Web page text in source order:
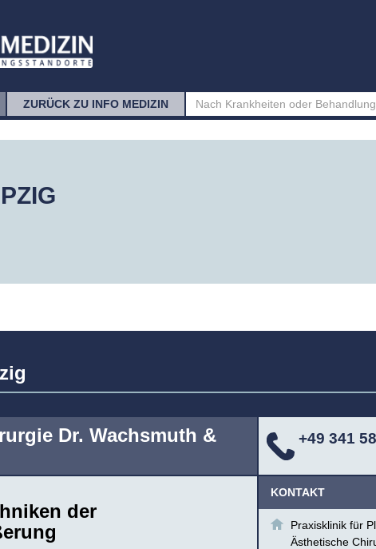
ZURÜCK ZU INFO MEDIZIN
Dr. Wachsmuth &
+49 341
der
KONTAKT
Praxisklinik für
Ästhetische